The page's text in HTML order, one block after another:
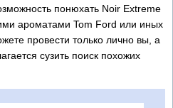
понюхать Noir Extreme
ароматами Tom Ford или иных
провести только лично вы, а
сузить поиск похожих